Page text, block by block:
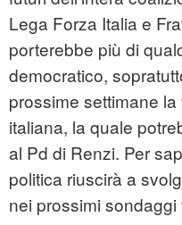
Lega Forza Italia e
porterebbe più di
democratico,
prossime settimane
italiana, la quale
al Pd di Renzi. Per
politica riuscirà a
nei prossimi